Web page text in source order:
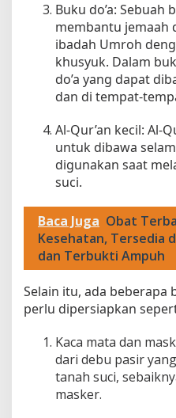
Buku do’a: Sebuah
membantu jemaah
ibadah Umroh
khusyuk. Dalam
do’a yang dapat
dan di tempat-
Al-Qur’an kecil: Al-
untuk dibawa
digunakan saat
suci.
Baca Juga Obat
Kesehatan, Tersedia
dan Terbukti Ampuh
Selain itu, ada beberapa
perlu dipersiapkan
Kaca mata dan
dari debu pasir
tanah suci,
masker.